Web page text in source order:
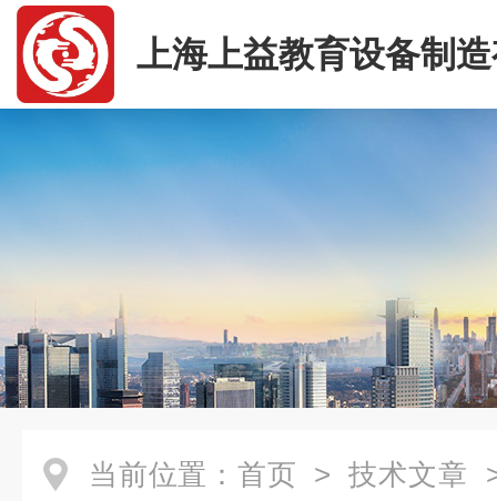
上海上益教育设备制
司
当前位置： 首页 > 技术文章